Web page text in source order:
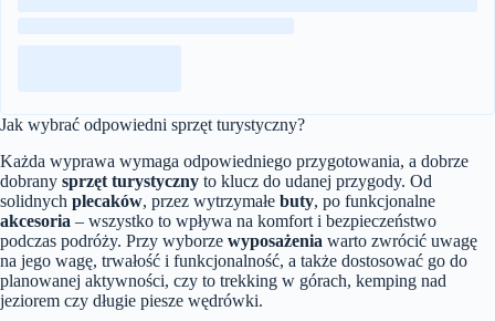
Jak wybrać odpowiedni sprzęt turystyczny?
Każda wyprawa wymaga odpowiedniego przygotowania, a dobrze
dobrany sprzęt turystyczny to klucz do udanej przygody. Od
solidnych plecaków, przez wytrzymałe buty, po funkcjonalne
akcesoria – wszystko to wpływa na komfort i bezpieczeństwo
podczas podróży. Przy wyborze wyposażenia warto zwrócić uwagę
na jego wagę, trwałość i funkcjonalność, a także dostosować go do
planowanej aktywności, czy to trekking w górach, kemping nad
jeziorem czy długie piesze wędrówki.